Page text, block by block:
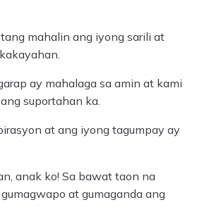
mahalin ang iyong sarili at
ay mahalaga sa amin at kami
suportahan ka.
at ang iyong tagumpay ay
anak ko! Sa bawat taon na
at gumaganda ang